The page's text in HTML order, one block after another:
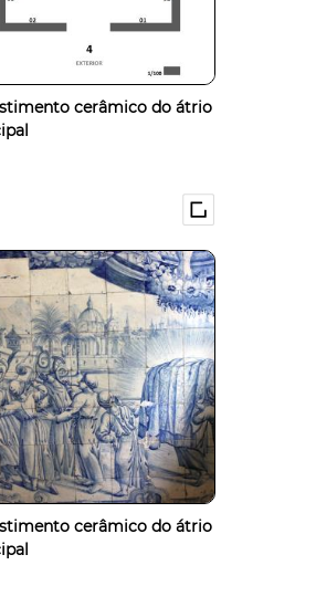
cerâmico do átrio
cerâmico do átrio